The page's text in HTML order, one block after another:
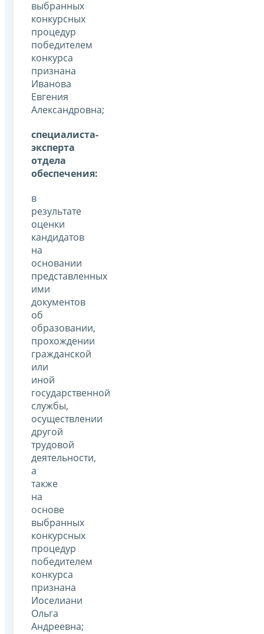
выбранных
конкурсных
процедур
победителем
конкурса
признана
Иванова
Евгения
Александровна;
специалиста-
эксперта
отдела
обеспечения:
в
результате
оценки
кандидатов
на
основании
представленных
ими
документов
об
образовании,
прохождении
гражданской
или
иной
государственной
службы,
осуществлении
другой
трудовой
деятельности,
а
также
на
основе
выбранных
конкурсных
процедур
победителем
конкурса
признана
Иоселиани
Ольга
Андреевна;